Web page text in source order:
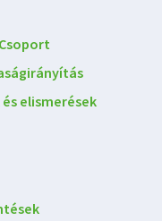
és elismerések